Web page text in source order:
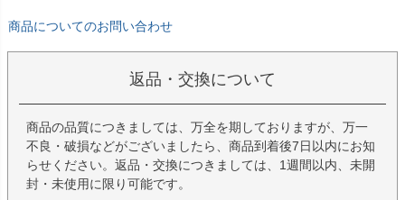
商品についてのお問い合わせ
返品・交換について
商品の品質につきましては、万全を期しておりますが、万一
不良・破損などがございましたら、商品到着後7日以内にお知
らせください。返品・交換につきましては、1週間以内、未開
封・未使用に限り可能です。